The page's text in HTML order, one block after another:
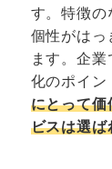
す。特徴の
個性がはっ
ます。企
化のポイン
にとって価
ビスは選ば